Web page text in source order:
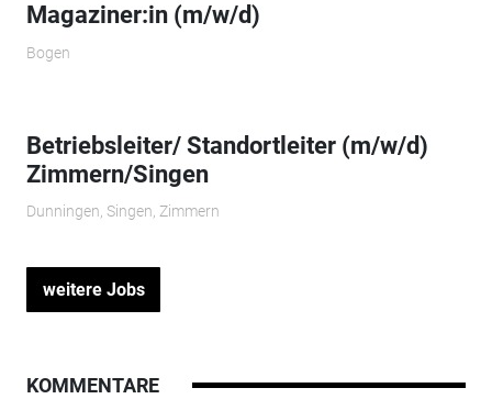
Magaziner:in (m/w/d)
Bogen
Betriebsleiter/ Standortleiter (m/w/d)
Zimmern/Singen
Dunningen, Singen, Zimmern
weitere Jobs
KOMMENTARE